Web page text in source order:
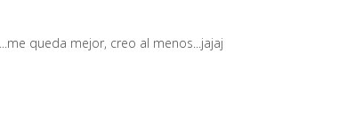
queda mejor, creo al menos...jajaj